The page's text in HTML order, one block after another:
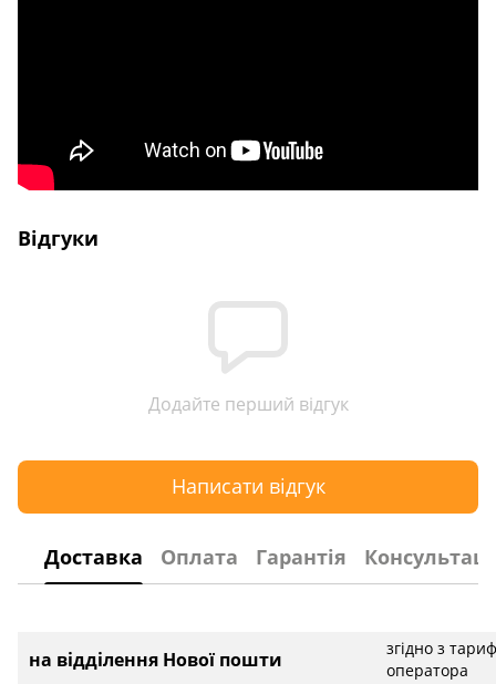
Відгуки
Додайте перший відгук
Написати відгук
Доставка Оплата Гарантія
на відділення Нової пошти
згідно з
оператора